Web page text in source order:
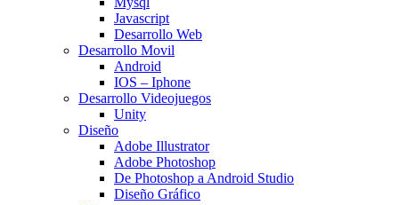
Javascript
Desarrollo Web
Desarrollo Movil
Android
IOS – Iphone
Desarrollo Videojuegos
Unity
Diseño
Adobe Illustrator
Adobe Photoshop
De Photoshop a Android Studio
Diseño Gráfico